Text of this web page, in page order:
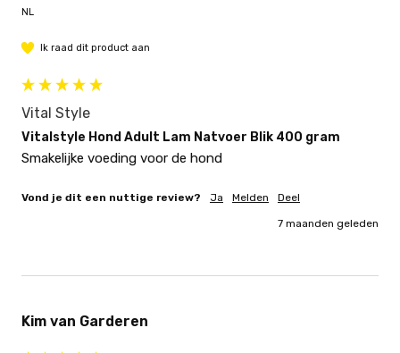
NL
Ik raad dit product aan
Vital Style
Vitalstyle Hond Adult Lam Natvoer Blik 400 gram
Smakelijke voeding voor de hond
Vond je dit een nuttige review? Ja Melden Deel
7 maanden geleden
Kim van Garderen